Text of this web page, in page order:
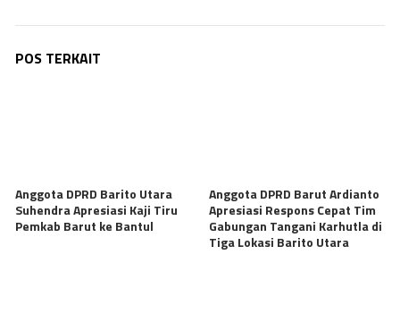
POS TERKAIT
Anggota DPRD Barito Utara
Suhendra Apresiasi Kaji Tiru
Pemkab Barut ke Bantul
Anggota DPRD Barut Ardianto
Apresiasi Respons Cepat Tim
Gabungan Tangani Karhutla di
Tiga Lokasi Barito Utara